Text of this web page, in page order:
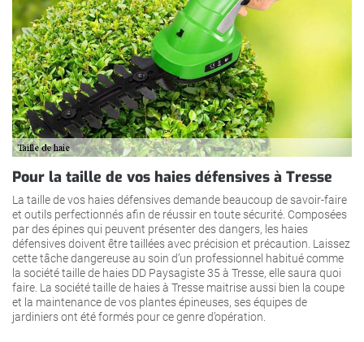
Pour la taille de vos haies défensives à Tresse
La taille de vos haies défensives demande beaucoup de savoir-faire
et outils perfectionnés afin de réussir en toute sécurité. Composées
par des épines qui peuvent présenter des dangers, les haies
défensives doivent être taillées avec précision et précaution. Laissez
cette tâche dangereuse au soin d’un professionnel habitué comme
la société taille de haies DD Paysagiste 35 à Tresse, elle saura quoi
faire. La société taille de haies à Tresse maitrise aussi bien la coupe
et la maintenance de vos plantes épineuses, ses équipes de
jardiniers ont été formés pour ce genre d’opération.